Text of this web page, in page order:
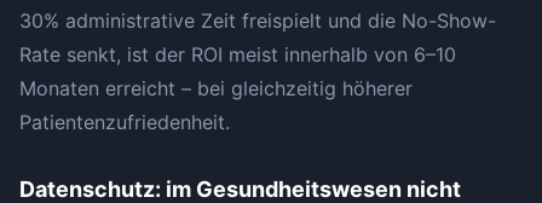
30% administrative Zeit freispielt und die No-Show-
Rate senkt, ist der ROI meist innerhalb von 6–10
Monaten erreicht – bei gleichzeitig höherer
Patientenzufriedenheit.
Datenschutz: im Gesundheitswesen nicht